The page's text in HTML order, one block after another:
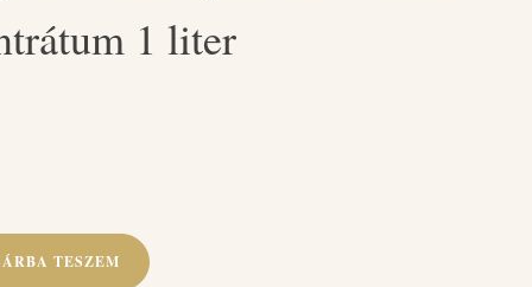
1 liter
TESZEM